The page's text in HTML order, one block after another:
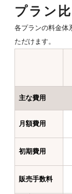
プラン
各プランの料金体
ただけます。
主な費用
月額費用
初期費用
販売手数料